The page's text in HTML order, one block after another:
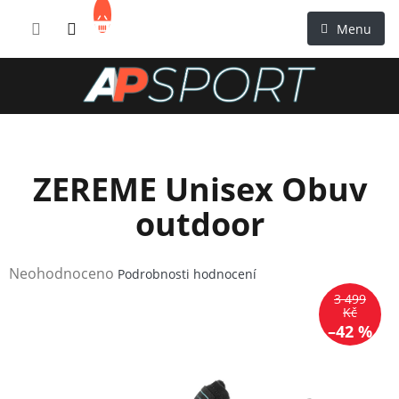
ZEREME Unisex Obuv
outdoor
Průměrné
Neohodnoceno Podrobnosti hodnocení
3 499
Kč
–42 %